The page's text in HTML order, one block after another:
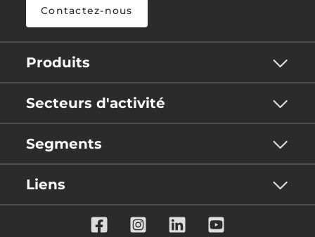
Contactez-nous
Produits
Secteurs d'activité
Segments
Liens